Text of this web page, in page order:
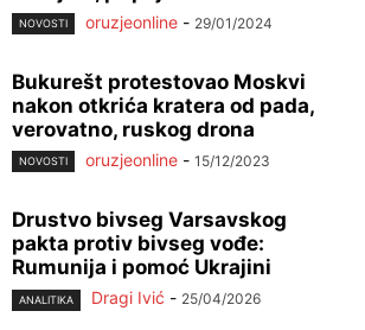
NOVOSTI oruzjeonline - 29/01/2024
Bukurešt protestovao Moskvi
nakon otkrića kratera od pada,
verovatno, ruskog drona
NOVOSTI oruzjeonline - 15/12/2023
Drustvo bivseg Varsavskog
pakta protiv bivseg vođe:
Rumunija i pomoć Ukrajini
ANALITIKA Dragi Ivić - 25/04/2026